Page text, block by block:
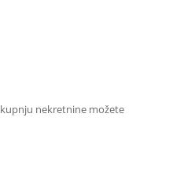
nekretnine možete